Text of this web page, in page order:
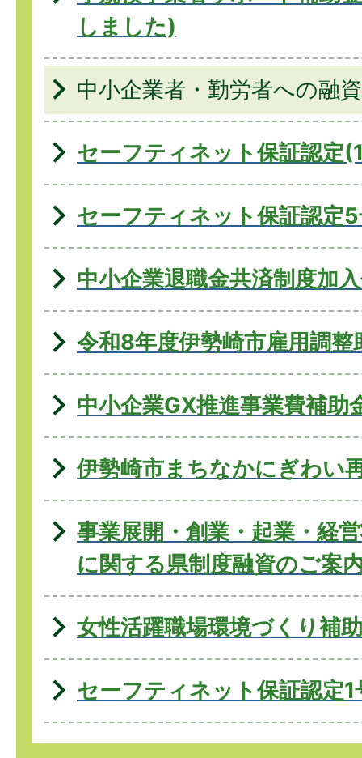
しました)
中小企業者・勤労者への融資
セーフティネット保証認定
セーフティネット保証認定
中小企業退職金共済制度加
令和8年度伊勢崎市雇用調整
中小企業GX推進事業費補助
伊勢崎市まちなかにぎわい
事業展開・創業・起業・経
に関する県制度融資のご案
女性活躍職場環境づくり補
セーフティネット保証認定1